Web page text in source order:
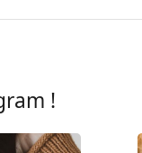
Unisex
!